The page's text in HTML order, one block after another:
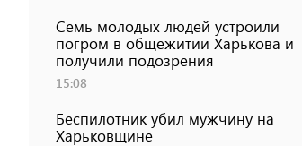
Семь молодых людей устроили
погром в общежитии Харькова и
получили подозрения
15:08
Беспилотник убил мужчину на
Харьковщине